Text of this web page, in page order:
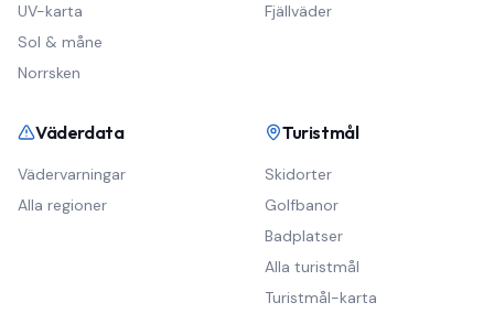
UV-karta
Sol & måne
Norrsken
Fjällväder
Väderdata
Vädervarningar
Alla regioner
Turistmål
Skidorter
Golfbanor
Badplatser
Alla turistmål
Turistmål-karta